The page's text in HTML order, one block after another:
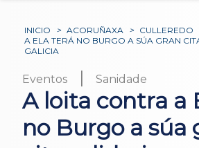
INICIO > ACORUÑAXA > CULLEREDO
A ELA TERÁ NO BURGO A SÚA GRAN
GALICIA
Eventos | Sanidade
A loita contra a
no Burgo a súa